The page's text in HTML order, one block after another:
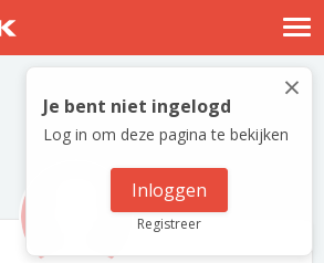
Nostalgische verhalen
Log in
Meld je gratis aan
×
Je bent niet ingelogd
Log in om deze pagina te bekijken
Inloggen
Registreer